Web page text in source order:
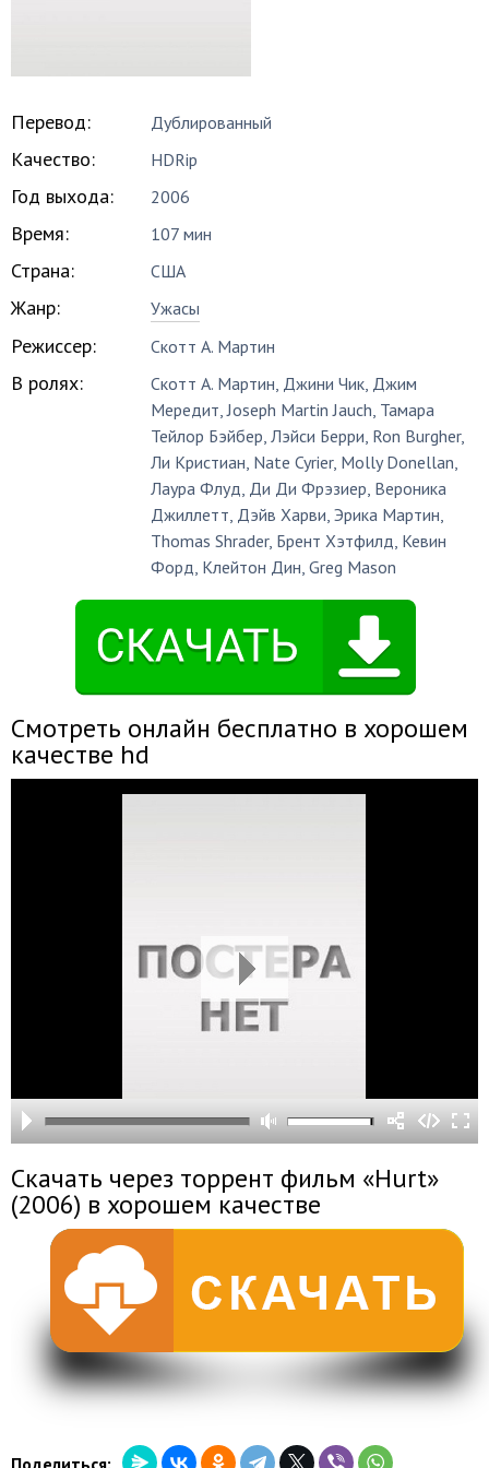
Перевод: Дублированный
Качество: HDRip
Год выхода: 2006
Время: 107 мин
Страна: США
Жанр: Ужасы
Режиссер: Скотт А. Мартин
В ролях: Скотт А. Мартин, Джини Чик, Джим
Мередит,Joseph Martin Jauch, Тамара
Тейлор Бэйбер,Лэйси Берри, Ron Burgher,
Ли Кристиан, Nate Cyrier, Molly Donellan,
Лаура Флуд, Ди Ди Фрэзиер, Вероника
Джиллетт, Дэйв Харви,Эрика Мартин,
Thomas Shrader, Брент Хэтфилд, Кевин
Форд, Клейтон Дин,Greg Mason
Смотреть онлайн бесплатно в хорошем
качестве hd
Скачать через торрент фильм «Hurt»
(2006) в хорошем качестве
Поделиться: